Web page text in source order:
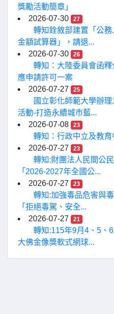
獎勵活動簡章」
2026-07-30
27
轉知銓敘部建置「公
金額試算器」，請退...
2026-07-30
26
轉知：大陸委員會函
應申請許可一案
2026-07-27
25
國立彰化師範大學辦
活動-打造永續城市藍...
2026-07-08
23
轉知：行政中立及教
2026-07-27
23
轉知:財團法人民間公
「2026-2027年全國公...
2026-07-27
23
轉知:加強毒品危害與
「拒絕毒駕、安全...
2026-07-27
21
轉知:115年9月4、5、
大佛金像獎軟式網球...